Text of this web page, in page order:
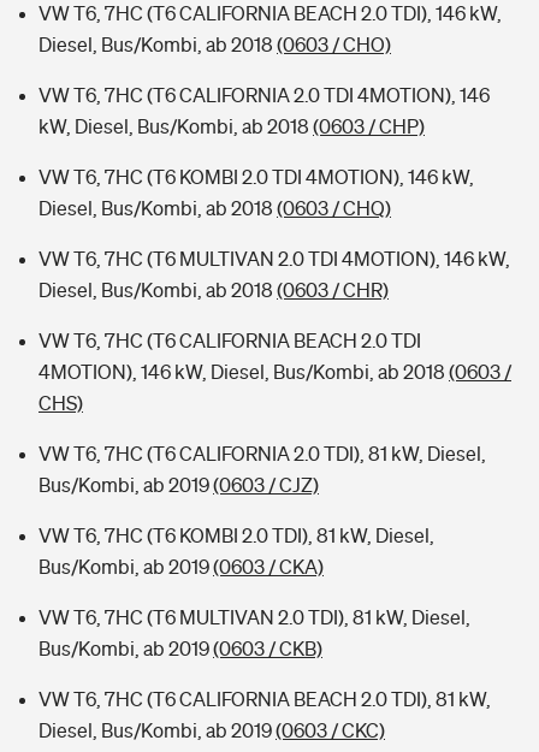
VW T6, 7HC (T6 CALIFORNIA BEACH 2.0 TDI), 146 kW,
Diesel, Bus/Kombi, ab 2018 (0603 / CHO)
VW T6, 7HC (T6 CALIFORNIA 2.0 TDI 4MOTION), 146
kW, Diesel, Bus/Kombi, ab 2018 (0603 / CHP)
VW T6, 7HC (T6 KOMBI 2.0 TDI 4MOTION), 146 kW,
Diesel, Bus/Kombi, ab 2018 (0603 / CHQ)
VW T6, 7HC (T6 MULTIVAN 2.0 TDI 4MOTION), 146 kW,
Diesel, Bus/Kombi, ab 2018 (0603 / CHR)
VW T6, 7HC (T6 CALIFORNIA BEACH 2.0 TDI
4MOTION), 146 kW, Diesel, Bus/Kombi, ab 2018 (0603 /
CHS)
VW T6, 7HC (T6 CALIFORNIA 2.0 TDI), 81 kW, Diesel,
Bus/Kombi, ab 2019(0603 / CJZ)
VW T6, 7HC (T6 KOMBI 2.0 TDI), 81 kW, Diesel,
Bus/Kombi, ab 2019(0603 / CKA)
VW T6, 7HC (T6 MULTIVAN 2.0 TDI), 81 kW, Diesel,
Bus/Kombi, ab 2019(0603 / CKB)
VW T6, 7HC (T6 CALIFORNIA BEACH 2.0 TDI), 81 kW,
Diesel, Bus/Kombi, ab 2019(0603 / CKC)